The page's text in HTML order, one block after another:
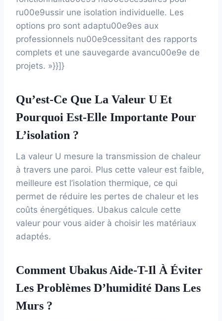
ru00e9ussir une isolation individuelle. Les
options pro sont adaptu00e9es aux
professionnels nu00e9cessitant des rapports
complets et une sauvegarde avancu00e9e de
projets. »}}]}
Qu’est-Ce Que La Valeur U Et
Pourquoi Est-Elle Importante Pour
L’isolation ?
La valeur U mesure la transmission de chaleur
à travers une paroi. Plus cette valeur est faible,
meilleure est l’isolation thermique, ce qui
permet de réduire les pertes de chaleur et les
coûts énergétiques. Ubakus calcule cette
valeur pour vous aider à choisir les matériaux
adaptés.
Comment Ubakus Aide-T-Il À Éviter
Les Problèmes D’humidité Dans Les
Murs ?